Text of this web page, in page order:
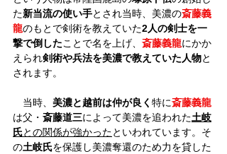
た新当流の使い手とされ当時、美濃の斎藤義
龍のもとで剣術を教えていた2人の剣士を一
撃で倒したことで名を上げ、 斎藤義龍にかか
えられ剣術や兵法を美濃で教えていた人物と
されます。
当時、 美濃と越前は仲が良く 特に斎藤義龍
は父・ 斎藤道三によって美濃を追われた土岐
氏との関係が強かったといわれています。そ
の土岐氏を保護し美濃奪還のため力を貸した